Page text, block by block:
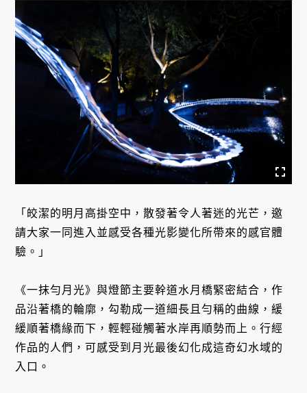
「皎潔的明月高掛空中，散發著令人著迷的光芒，邀
請大家一同進入並感受各種光影變化所帶來的感官體
驗。」
《一抹勻月光》與燈節主要幹道水月橋緊密結合，作
品沿著橋的輪廓，勾勒成一道細長且勻稱的曲線，緩
緩順著橋緣而下，輕輕碰觸著水岸再順勢而上。行經
作品的人們，可感受到月光最後幻化成這奇幻水域的
入口。